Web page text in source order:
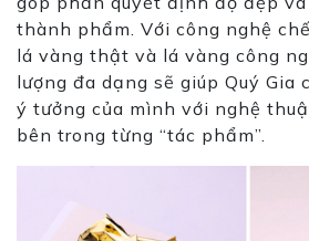
thành phẩm. Với công nghệ
lá vàng thật và lá vàng công
lượng đa dạng sẽ giúp Quý Gia
ý tưởng của mình với nghệ
bên trong từng “tác phẩm”.